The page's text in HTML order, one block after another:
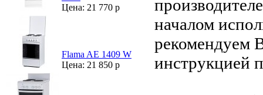
Цена: 21 770 р
Flama AE 1409 W
Цена: 21 850 р
началом
рекомендуем
инструкцией